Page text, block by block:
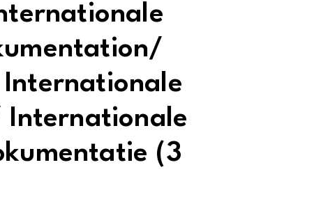
Internationale
(3